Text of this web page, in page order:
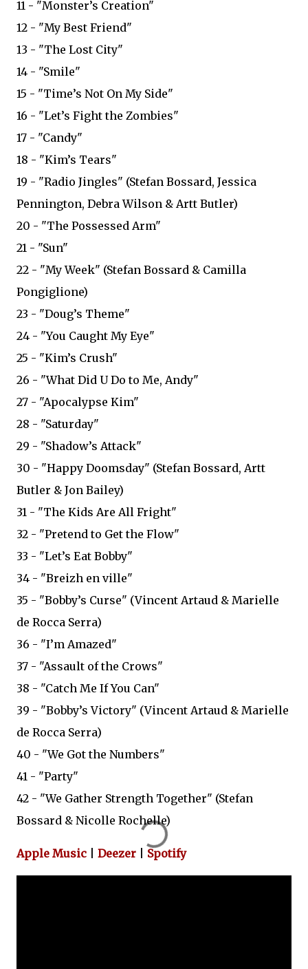
11 - "Monster’s Creation"
12 - "My Best Friend"
13 - "The Lost City"
14 - "Smile"
15 - "Time’s Not On My Side"
16 - "Let’s Fight the Zombies"
17 - "Candy"
18 - "Kim’s Tears"
19 - "Radio Jingles" (Stefan Bossard, Jessica
Pennington, Debra Wilson & Artt Butler)
20 - "The Possessed Arm"
21 - "Sun"
22 - "My Week" (Stefan Bossard & Camilla
Pongiglione)
23 - "Doug’s Theme"
24 - "You Caught My Eye"
25 - "Kim’s Crush"
26 - "What Did U Do to Me, Andy"
27 - "Apocalypse Kim"
28 - "Saturday"
29 - "Shadow’s Attack"
30 - "Happy Doomsday" (Stefan Bossard, Artt
Butler & Jon Bailey)
31 - "The Kids Are All Fright"
32 - "Pretend to Get the Flow"
33 - "Let’s Eat Bobby"
34 - "Breizh en ville"
35 - "Bobby’s Curse" (Vincent Artaud & Marielle
de Rocca Serra)
36 - "I’m Amazed"
37 - "Assault of the Crows"
38 - "Catch Me If You Can"
39 - "Bobby’s Victory" (Vincent Artaud & Marielle
de Rocca Serra)
40 - "We Got the Numbers"
41 - "Party"
42 - "We Gather Strength Together" (Stefan
Bossard & Nicolle Rochelle)
Apple Music Deezer Spotify